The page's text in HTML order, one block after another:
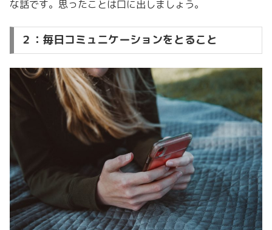
な話です。思ったことは口に出しましょう。
２：毎日コミュニケーションをとること